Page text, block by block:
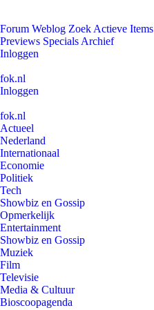
Forum Weblog Zoek Actieve Items
Previews Specials Archief
Inloggen
fok.nl
Inloggen
fok.nl
Actueel
Nederland
Internationaal
Economie
Politiek
Tech
Showbiz en Gossip
Opmerkelijk
Entertainment
Showbiz en Gossip
Muziek
Film
Televisie
Media & Cultuur
Bioscoopagenda